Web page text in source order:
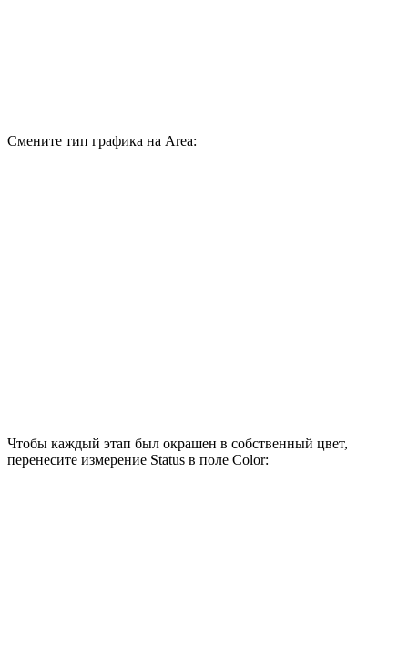
Смените тип графика на Area:
Чтобы каждый этап был окрашен в собственный цвет,
перенесите измерение Status в поле Color: